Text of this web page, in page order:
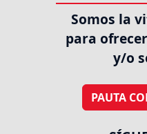
Somos la
para
y/o
PAUTA